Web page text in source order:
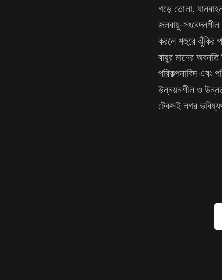
গড়ে তোলা,
জলবায়ু-
করলে শহুরে ঝুঁকির
বায়ুর মানের
পরিকল্পনাবিদ এবং
উন্নয়নশীল ও
টেকসই নগর